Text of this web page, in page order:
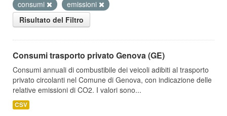
consumi
emissioni
Risultato del Filtro
Consumi trasporto privato Genova (GE)
Consumi annuali di combustibile dei veicoli adibiti al trasporto
privato circolanti nel Comune di Genova, con indicazione delle
relative emissioni di CO2. I valori sono...
CSV